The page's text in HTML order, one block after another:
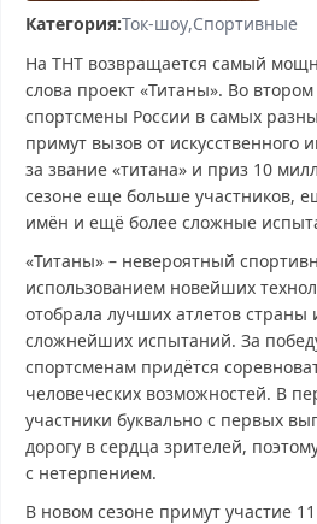
Категория:Ток-шоу Спортивные
На ТНТ возвращается самый
слова проект «Титаны». Во
спортсмены России в самых
примут вызов от искусственного
за звание «титана» и приз 10
сезоне еще больше участников,
имён и ещё более сложные
«Титаны» – невероятный
использованием новейших
отобрала лучших атлетов страны
сложнейших испытаний. За
спортсменам придётся
человеческих возможностей. В
участники буквально с первых
дорогу в сердца зрителей,
с нетерпением.
В новом сезоне примут участие